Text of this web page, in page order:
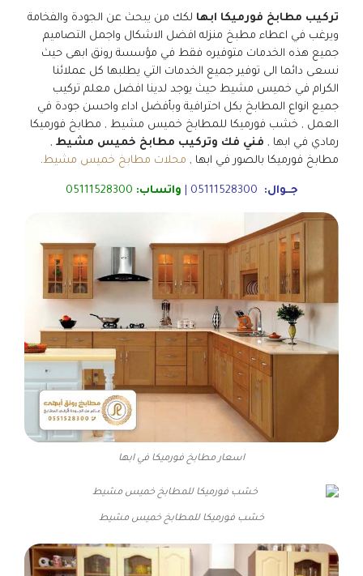
تركيب مطابخ فورميكا ابها لكك من يبحث عن الجودة والفخامة
ويرغب في اعطاء مطبخ منزله افضل الاشكال واجمل التصاميم
جميع هذه الخدمات متوفيره فقط في مؤسسة رونق ابهى حيث
نسعى دائما الى توفير جميع الخدمات التي يطلبها كل عملائنا
الكرام في خميس مشيط حيث يوجد لدينا افضل معلم تركيب
جميع انواع المطابخ بكل احترافية وبأفضل اداء واحسن جودة في
العمل , خشب فورميكا للمطابخ خميس مشيط , مطابخ فورميكا
رمادي في ابها , فني فك وتركيب مطابخ خميس مشيط ,
مطابخ فورميكا بالصور في ابها , محلات مطابخ خميس مشيط.
جــوال: 05111528300 واتساب: 05111528300
اسعار مطابخ فورميكا في ابها
خشب فورميكا للمطابخ خميس مشيط